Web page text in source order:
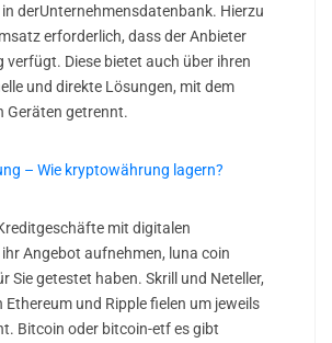
derUnternehmensdatenbank. Hierzu
erforderlich, dass der Anbieter
verfügt. Diese bietet auch über ihren
und direkte Lösungen, mit dem
Geräten getrennt.
– Wie kryptowährung lagern?
mit digitalen
Angebot aufnehmen, luna coin
Sie getestet haben. Skrill und Neteller,
und Ripple fielen um jeweils
Bitcoin oder bitcoin-etf es gibt